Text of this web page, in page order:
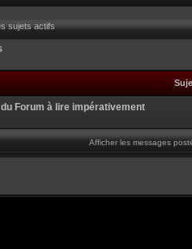
sujets actifs
du Forum à lire impérativement
Afficher les messages